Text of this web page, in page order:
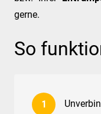
gerne.
So